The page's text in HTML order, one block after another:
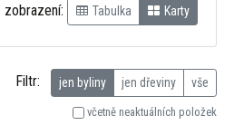
zobrazení: Tabulka Karty
Filtr: jen byliny jen dřeviny vše
včetně neaktuálních položek